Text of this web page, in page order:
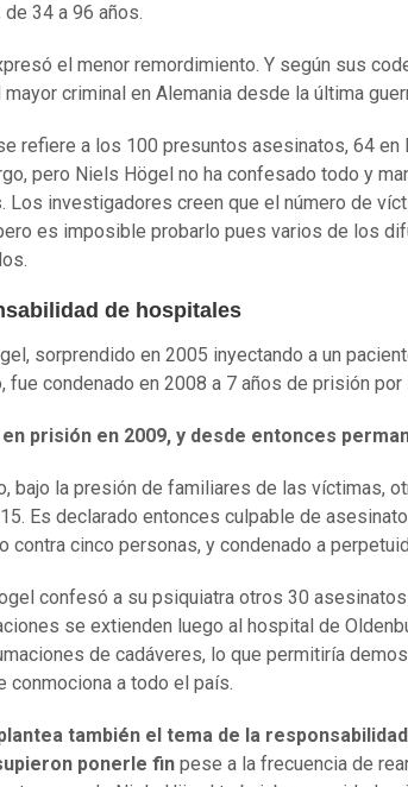
34 a 96 años.
el menor remordimiento. Y según sus
criminal en Alemania desde la última
refiere a los 100 presuntos asesinatos, 64 en
pero Niels Högel no ha confesado todo y
Los investigadores creen que el número de
es imposible probarlo pues varios de los
de hospitales
sorprendido en 2005 inyectando a un
fue condenado en 2008 a 7 años de prisión
prisión en 2009, y desde entonces
bajo la presión de familiares de las víctimas,
Es declarado entonces culpable de
contra cinco personas, y condenado a
confesó a su psiquiatra otros 30
se extienden luego al hospital de
de cadáveres, lo que permitiría
conmociona a todo el país.
también el tema de la
ponerle fin pese a la frecuencia de